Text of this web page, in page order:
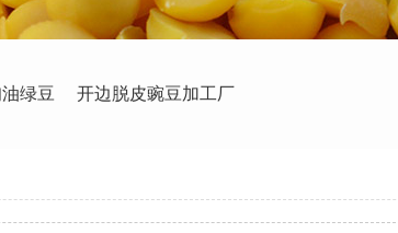
绿豆 开边脱皮豌豆加工厂